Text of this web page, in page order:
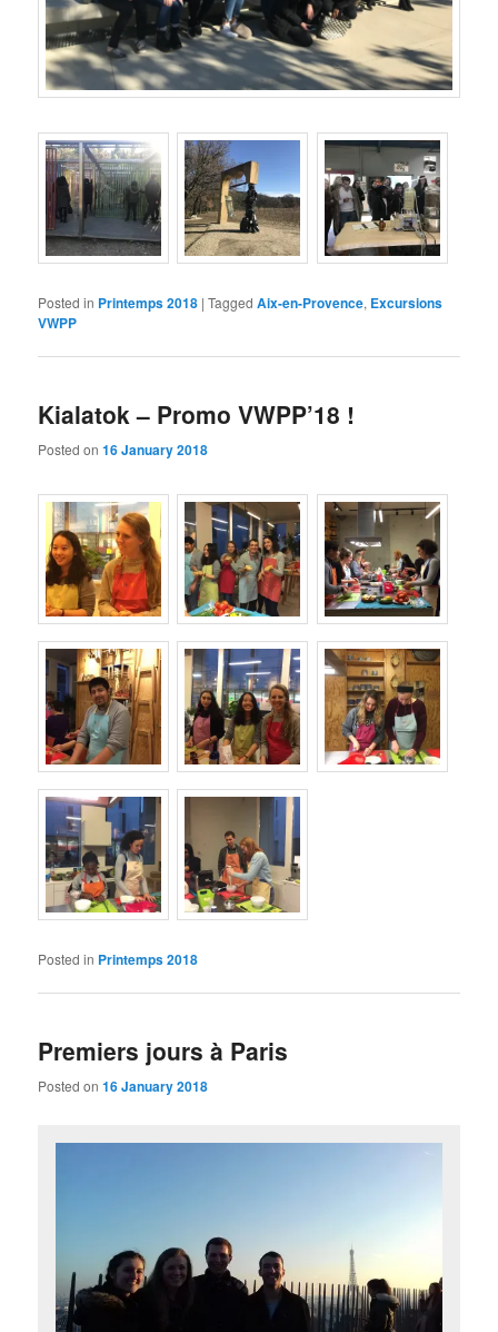
Posted in Printemps 2018 |Tagged Aix-en-Provence, Excursions
VWPP
Kialatok – Promo VWPP’18 !
Posted on16 January 2018
Posted in Printemps 2018
Premiers jours à Paris
Posted on16 January 2018